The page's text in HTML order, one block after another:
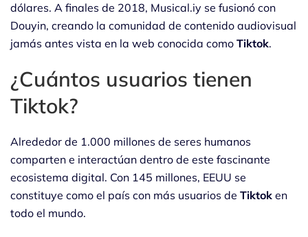
dólares. A finales de 2018, Musical.iy se fusionó con
Douyin, creando la comunidad de contenido audiovisual
jamás antes vista en la web conocida como Tiktok.
¿Cuántos usuarios tienen
Tiktok?
Alrededor de 1.000 millones de seres humanos
comparten e interactúan dentro de este fascinante
ecosistema digital. Con 145 millones, EEUU se
constituye como el país con más usuarios de Tiktok en
todo el mundo.